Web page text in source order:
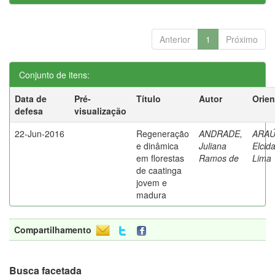
Anterior 1 Próximo
Conjunto de itens:
Data de
defesa
Pré-
visualização
Título Autor
22-Jun-2016
Regeneração
e dinâmica
em florestas
de caatinga
jovem e
madura
ANDRADE,
Juliana
Ramos de
Lima
Compartilhamento
Busca facetada